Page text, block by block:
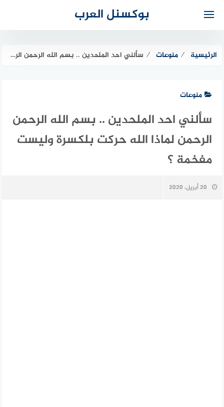
بوكسنل العرب
الرئيسية ⁄ منوعات ⁄ سألني احد الملحدين .. بسم الله الرحمن الرحمن لماذا الله حركت بلكسرة وليست مفخمة ؟
منوعات
سألني احد الملحدين .. بسم الله الرحمن
الرحمن لماذا الله حركت بلكسرة وليست
مفخمة ؟
20 أبريل، 2020